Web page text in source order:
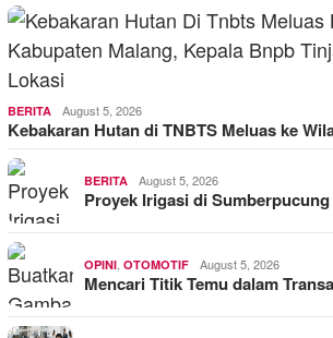
BERITA August 5, 2026
Kebakaran Hutan di TNBTS Meluas ke
BERITA August 5, 2026
Proyek Irigasi di
OPINI OTOMOTIF August 5, 2026
Mencari Titik Temu dalam